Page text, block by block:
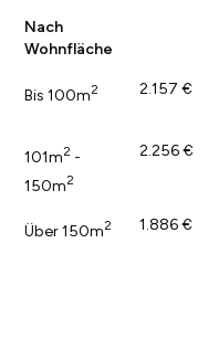
Nach
Wohnfläche
Bis 100m2 2.157 €
101m2 -
150m2
2.256 €
Über 150m2 1.886 €